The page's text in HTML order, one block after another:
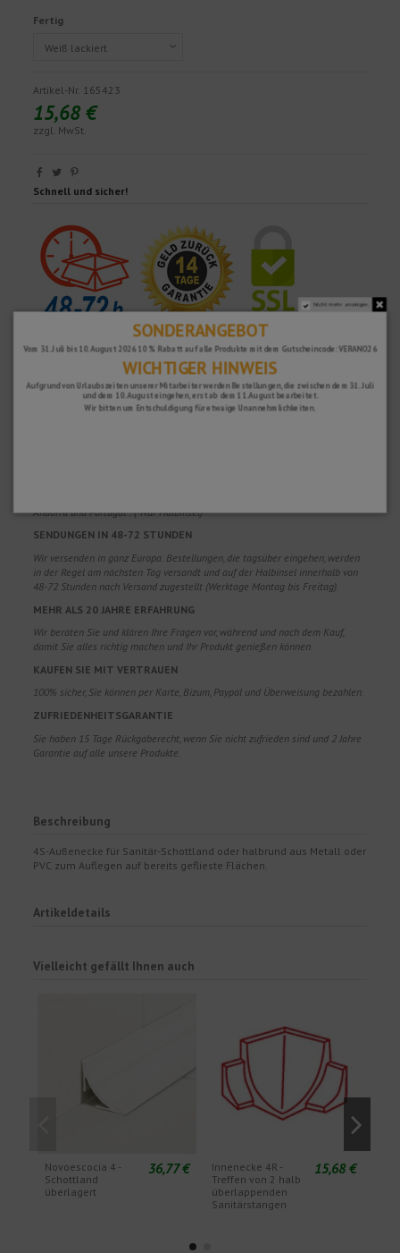
Fertig
Artikel-Nr. 165423
15,68 €
zzgl. MwSt.
Schnell und sicher!
Andorra und Portugal*. (*Nur Halbinsel)
SENDUNGEN IN 48-72 STUNDEN
Wir versenden in ganz Europa. Bestellungen, die tagsüber eingehen, werden
in der Regel am nächsten Tag versandt und auf der Halbinsel innerhalb von
48-72 Stunden nach Versand zugestellt (Werktage Montag bis Freitag).
MEHR ALS 20 JAHRE ERFAHRUNG
Wir beraten Sie und klären Ihre Fragen vor, während und nach dem Kauf,
damit Sie alles richtig machen und Ihr Produkt genießen können.
KAUFEN SIE MIT VERTRAUEN
100% sicher, Sie können per Karte, Bizum, Paypal und Überweisung bezahlen.
ZUFRIEDENHEITSGARANTIE
Sie haben 15 Tage Rückgaberecht, wenn Sie nicht zufrieden sind und 2 Jahre
Garantie auf alle unsere Produkte.
Beschreibung
4S-Außenecke für Sanitär-Schottland oder halbrund aus Metall oder
PVC zum Auflegen auf bereits geflieste Flächen.
Artikeldetails
Vielleicht gefällt Ihnen auch
Novoescocia 4 -
Schottland
überlagert
36,77 €
Innenecke 4R -
Treffen von 2 halb
überlappenden
Sanitärstangen
15,68 €
Nicht mehr anzeigen.
SONDERANGEBOT
Vom 31. Juli bis 10. August 2026 10 % Rabatt auf alle Produkte mit dem Gutscheincode: VERANO26
WICHTIGER HINWEIS
Aufgrund von Urlaubszeiten unserer Mitarbeiter werden Bestellungen, die zwischen dem 31. Juli
und dem 10. August eingehen, erst ab dem 11. August bearbeitet.
Wir bitten um Entschuldigung für etwaige Unannehmlichkeiten.